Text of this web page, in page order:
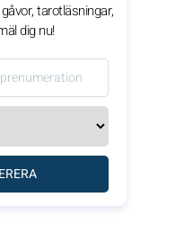
tarotläsningar,
dig nu!